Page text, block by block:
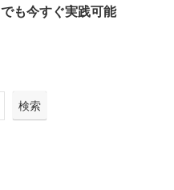
でも今すぐ実践可能
検索